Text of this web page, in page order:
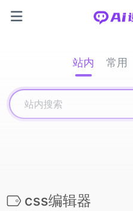
站内 常用
css编辑器